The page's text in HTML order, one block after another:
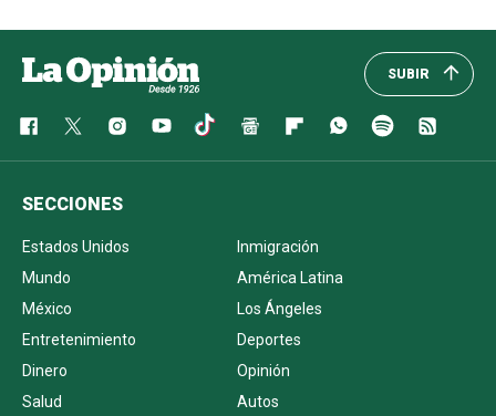
SUBIR
SECCIONES
Estados Unidos
Inmigración
Mundo
América Latina
México
Los Ángeles
Entretenimiento
Deportes
Dinero
Opinión
Salud
Autos